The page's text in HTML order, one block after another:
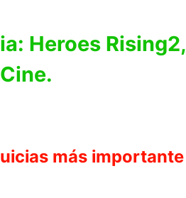
Heroes
más